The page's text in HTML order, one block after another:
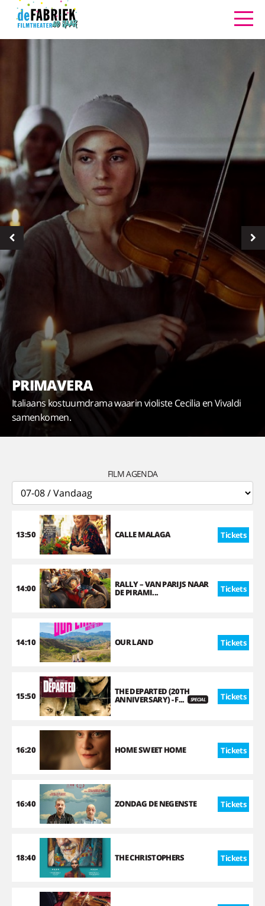
PRIMAVERA
Italiaans kostuumdrama waarin violiste Cecilia en Vivaldi
samenkomen.
FILM AGENDA
13:50 CALLE MALAGA Tickets
14:00 RALLY – VAN PARIJS NAAR
DE PIRAMI... Tickets
14:10 OUR LAND Tickets
15:50 THE DEPARTED (20TH
ANNIVERSARY) - F... SPECIAL Tickets
16:20 HOME SWEET HOME Tickets
16:40 ZONDAG DE NEGENSTE Tickets
18:40 THE CHRISTOPHERS Tickets